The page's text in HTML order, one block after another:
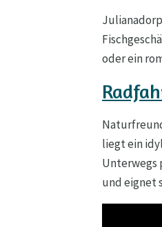
oder ein
liegt ein
Unterwegs
und eignet